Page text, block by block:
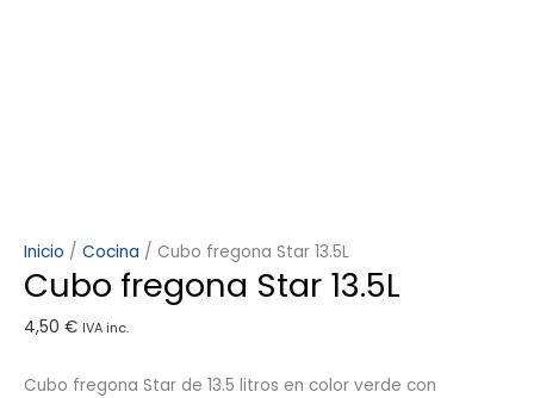
Inicio / Cocina / Cubo fregona Star 13.5L
Cubo fregona Star 13.5L
4,50 € IVA inc.
Cubo fregona Star de 13.5 litros en color verde con